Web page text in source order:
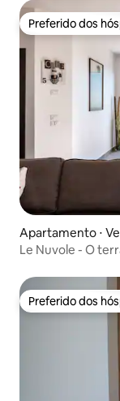
Preferido dos
Preferido dos
Apartamento ⋅
Le Nuvole - O
Preferido dos
Preferido dos